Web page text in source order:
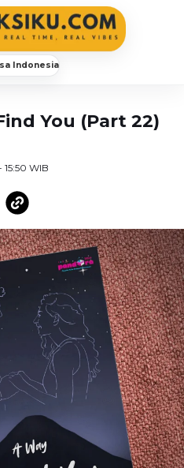
Indonesia
You (Part 22)
15:50 WIB